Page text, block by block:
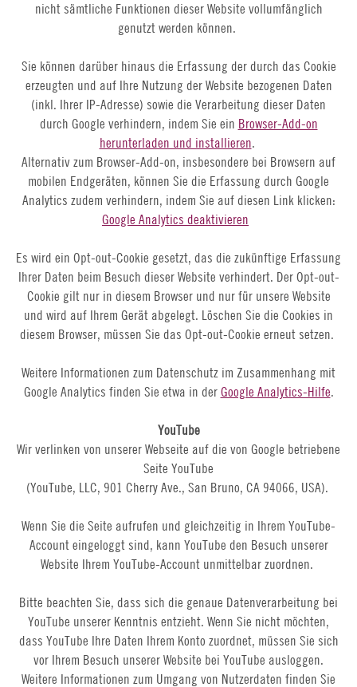
nicht sämtliche Funktionen dieser Website vollumfänglich
genutzt werden können.
Sie können darüber hinaus die Erfassung der durch das Cookie
erzeugten und auf Ihre Nutzung der Website bezogenen Daten
(inkl. Ihrer IP-Adresse) sowie die Verarbeitung dieser Daten
durch Google verhindern, indem Sie ein Browser-Add-on
herunterladen und installieren.
Alternativ zum Browser-Add-on, insbesondere bei Browsern auf
mobilen Endgeräten, können Sie die Erfassung durch Google
Analytics zudem verhindern, indem Sie auf diesen Link klicken:
Google Analytics deaktivieren
Es wird ein Opt-out-Cookie gesetzt, das die zukünftige Erfassung
Ihrer Daten beim Besuch dieser Website verhindert. Der Opt-out-
Cookie gilt nur in diesem Browser und nur für unsere Website
und wird auf Ihrem Gerät abgelegt. Löschen Sie die Cookies in
diesem Browser, müssen Sie das Opt-out-Cookie erneut setzen.
Weitere Informationen zum Datenschutz im Zusammenhang mit
Google Analytics finden Sie etwa in der Google Analytics-Hilfe.
YouTube
Wir verlinken von unserer Webseite auf die von Google betriebene
Seite YouTube
(YouTube, LLC, 901 Cherry Ave., San Bruno, CA 94066, USA).
Wenn Sie die Seite aufrufen und gleichzeitig in Ihrem YouTube-
Account eingeloggt sind, kann YouTube den Besuch unserer
Website Ihrem YouTube-Account unmittelbar zuordnen.
Bitte beachten Sie, dass sich die genaue Datenverarbeitung bei
YouTube unserer Kenntnis entzieht. Wenn Sie nicht möchten,
dass YouTube Ihre Daten Ihrem Konto zuordnet, müssen Sie sich
vor Ihrem Besuch unserer Website bei YouTube ausloggen.
Weitere Informationen zum Umgang von Nutzerdaten finden Sie